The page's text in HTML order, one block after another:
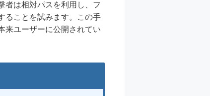
者は相対パスを利用し、フ
ることを試みます。この手
来ユーザーに公開されてい